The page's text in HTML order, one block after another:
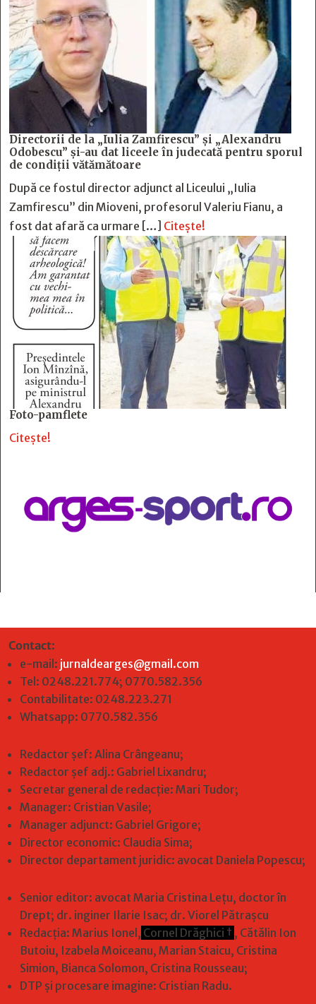
Directorii de la „Iulia Zamfirescu” și „Alexandru
Odobescu” și-au dat liceele în judecată pentru sporul
de condiții vătămătoare
După ce fostul director adjunct al Liceului „Iulia
Zamfirescu” din Mioveni, profesorul Valeriu Fianu, a
fost dat afară ca urmare […] Citește!
Foto-pamflete
Citește!
Contact:
e-mail: jurnaldearges@gmail.com
Tel: 0248.221.774; 0770.582.356
Contabilitate: 0248.223.271
Whatsapp: 0770.582.356
Redactor șef: Alina Crângeanu;
Redactor șef adj.: Gabriel Lixandru;
Secretar general de redacție: Mari Tudor;
Manager: Cristian Vasile;
Manager adjunct: Gabriel Grigore;
Director economic: Claudia Sima;
Director departament juridic: avocat Daniela Popescu;
Senior editor: avocat Maria Cristina Leţu, doctor în
Drept; dr. inginer Ilarie Isac; dr. Viorel Pătrașcu
Redacţia: Marius Ionel, Cornel Drăghici † , Cătălin Ion
Butoiu, Izabela Moiceanu, Marian Staicu, Cristina
Simion, Bianca Solomon, Cristina Rousseau;
DTP și procesare imagine: Cristian Radu.